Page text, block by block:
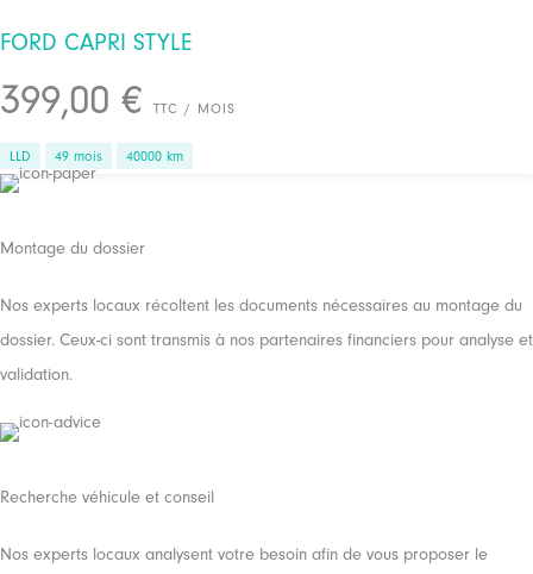
FORD CAPRI STYLE
399,00 € TTC / MOIS
LLD 49 mois 40000 km
Montage du dossier
Nos experts locaux récoltent les documents nécessaires au montage du
dossier. Ceux-ci sont transmis à nos partenaires financiers pour analyse et
validation.
Recherche véhicule et conseil
Nos experts locaux analysent votre besoin afin de vous proposer le